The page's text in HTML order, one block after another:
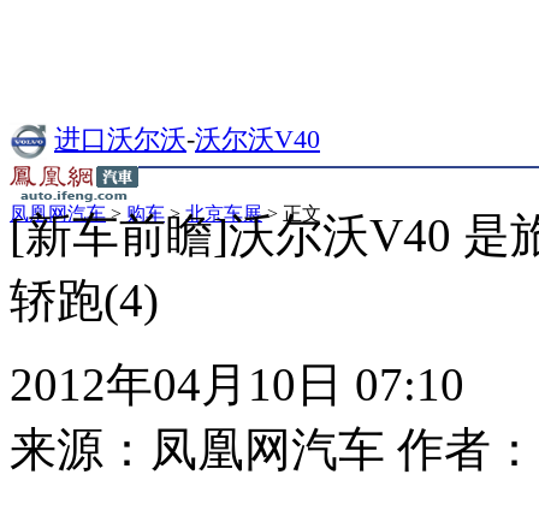
进口沃尔沃-沃尔沃V40
凤凰网汽车> 购车> 北京车展> 正文
[新车前瞻]沃尔沃V40 是
轿跑(4)
2012年04月10日 07:10
来源： 凤凰网汽车 作者：